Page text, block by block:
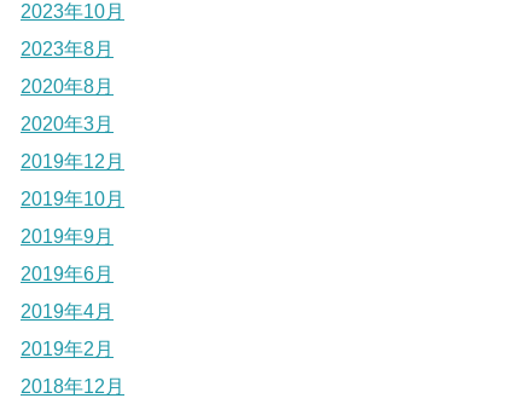
2023年10月
2023年8月
2020年8月
2020年3月
2019年12月
2019年10月
2019年9月
2019年6月
2019年4月
2019年2月
2018年12月